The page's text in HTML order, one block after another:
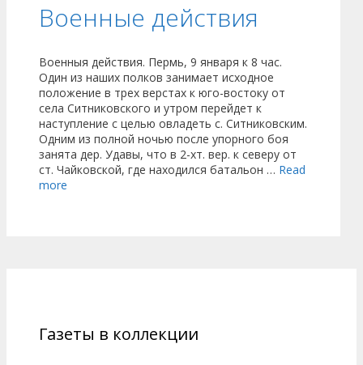
Военные действия
Военныя действия. Пермь, 9 января к 8 час.
Один из наших полков занимает исходное
положение в трех верстах к юго-востоку от
села Ситниковского и утром перейдет к
наступление с целью овладеть с. Ситниковским.
Одним из полной ночью после упорного боя
занята дер. Удавы, что в 2-хт. вер. к северу от
ст. Чайковской, где находился батальон … Read
more
Газеты в коллекции